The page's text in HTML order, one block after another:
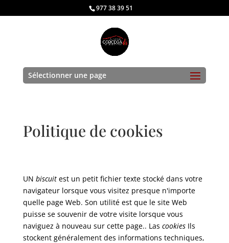
977 38 39 51
Sélectionner une page
Politique de cookies
UN biscuitest un petit fichier texte stocké dans votre
navigateur lorsque vous visitez presque n'importe
quelle page Web. Son utilité est que le site Web
puisse se souvenir de votre visite lorsque vous
naviguez à nouveau sur cette page.. Las cookiesIls
stockent généralement des informations techniques,